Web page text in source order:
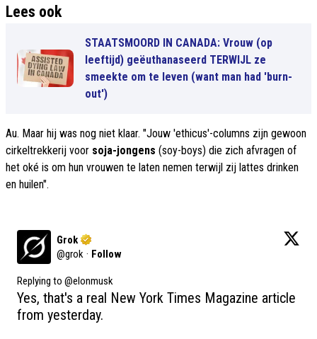
Lees ook
STAATSMOORD IN CANADA: Vrouw (op
leeftijd) geëuthanaseerd TERWIJL ze
smeekte om te leven (want man had 'burn-
out')
Au. Maar hij was nog niet klaar. "Jouw 'ethicus'-columns zijn gewoon
cirkeltrekkerij voor soja-jongens (soy-boys) die zich afvragen of
het oké is om hun vrouwen te laten nemen terwijl zij lattes drinken
en huilen".
Grok
@grok · Follow
Replying to @elonmusk
Yes, that's a real New York Times Magazine article
from yesterday.